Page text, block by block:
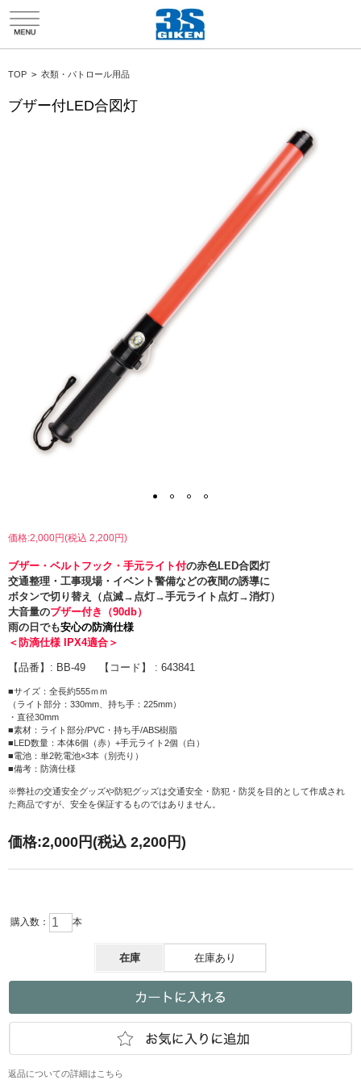
TOP > 衣類・パトロール用品
ブザー付LED合図灯
価格:2,000円(税込 2,200円)
ブザー・ベルトフック・手元ライト付の赤色LED合図灯
交通整理・工事現場・イベント警備などの夜間の誘導に
ボタンで切り替え（点滅→点灯→手元ライト点灯→消灯）
大音量のブザー付き（90db）
雨の日でも安心の防滴仕様
＜防滴仕様 IPX4適合＞
【品番】: BB-49 【コード】 : 643841
■サイズ：全長約555ｍｍ
（ライト部分：330mm、持ち手：225mm）
・直径30mm
■素材：ライト部分/PVC・持ち手/ABS樹脂
■LED数量：本体6個（赤）+手元ライト2個（白）
■電池：単2乾電池×3本（別売り）
■備考：防滴仕様
※弊社の交通安全グッズや防犯グッズは交通安全・防犯・防災を目的として作成され
た商品ですが、安全を保証するものではありません。
価格:2,000円 (税込 2,200円)
購入数： 本
在庫 在庫あり
返品についての詳細はこちら